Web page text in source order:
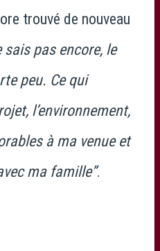
trouvé de nouveau
sais pas encore, le
peu. Ce qui
l’environnement,
à ma venue et
ma famille”.